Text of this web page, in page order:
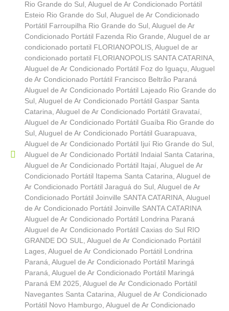
Rio Grande do Sul, Aluguel de Ar Condicionado Portátil
Esteio Rio Grande do Sul, Aluguel de Ar Condicionado
Portátil Farroupilha Rio Grande do Sul, Aluguel de Ar
Condicionado Portátil Fazenda Rio Grande, Aluguel de ar
condicionado portatil FLORIANOPOLIS, Aluguel de ar
condicionado portatil FLORIANOPOLIS SANTA CATARINA,
Aluguel de Ar Condicionado Portátil Foz do Iguaçu, Aluguel
de Ar Condicionado Portátil Francisco Beltrão Paraná
Aluguel de Ar Condicionado Portátil Lajeado Rio Grande do
Sul, Aluguel de Ar Condicionado Portátil Gaspar Santa
Catarina, Aluguel de Ar Condicionado Portátil Gravataí,
Aluguel de Ar Condicionado Portátil Guaíba Rio Grande do
Sul, Aluguel de Ar Condicionado Portátil Guarapuava,
Aluguel de Ar Condicionado Portátil Ijuí Rio Grande do Sul,
Aluguel de Ar Condicionado Portátil Indaial Santa Catarina,
Aluguel de Ar Condicionado Portátil Itajaí, Aluguel de Ar
Condicionado Portátil Itapema Santa Catarina, Aluguel de
Ar Condicionado Portátil Jaraguá do Sul, Aluguel de Ar
Condicionado Portátil Joinville SANTA CATARINA, Aluguel
de Ar Condicionado Portátil Joinville SANTA CATARINA
Aluguel de Ar Condicionado Portátil Londrina Paraná
Aluguel de Ar Condicionado Portátil Caxias do Sul RIO
GRANDE DO SUL, Aluguel de Ar Condicionado Portátil
Lages, Aluguel de Ar Condicionado Portátil Londrina
Paraná, Aluguel de Ar Condicionado Portátil Maringá
Paraná, Aluguel de Ar Condicionado Portátil Maringá
Paraná EM 2025, Aluguel de Ar Condicionado Portátil
Navegantes Santa Catarina, Aluguel de Ar Condicionado
Portátil Novo Hamburgo, Aluguel de Ar Condicionado